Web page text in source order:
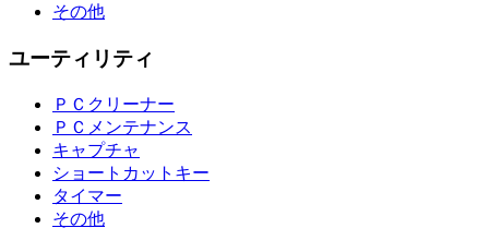
その他
ユーティリティ
ＰＣクリーナー
ＰＣメンテナンス
キャプチャ
ショートカットキー
タイマー
その他